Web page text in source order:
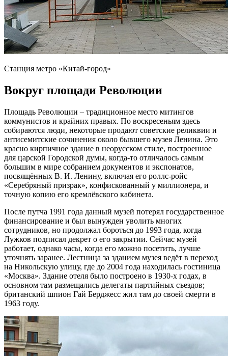
Станция метро «Китай-город»
Вокруг площади Революции
Площадь Революции – традиционное место митингов
коммунистов и крайних правых. По воскресеньям здесь
собираются люди, некоторые продают советские реликвии и
антисемитские сочинения около бывшего музея Ленина. Это
красно кирпичное здание в неорусском стиле, построенное
для царской Городской думы, когда-то отличалось самым
большим в мире собранием документов и экспонатов,
посвящённых В. И. Ленину, включая его роллс-ройс
«Серебряный призрак», конфискованный у миллионера, и
точную копию его кремлёвского кабинета.
После путча 1991 года данный музей потерял государственное
финансирование и был вынужден уволить многих
сотрудников, но продолжал бороться до 1993 года, когда
Лужков подписал декрет о его закрытии. Сейчас музей
работает, однако часы, когда его можно посетить, лучше
уточнять заранее. Лестница за зданием музея ведёт в переход
на Никольскую улицу, где до 2004 года находилась гостиница
«Москва». Здание отеля было построено в 1930-х годах, в
основном там размещались делегаты партийных съездов;
британский шпион Гай Берджесс жил там до своей смерти в
1963 году.